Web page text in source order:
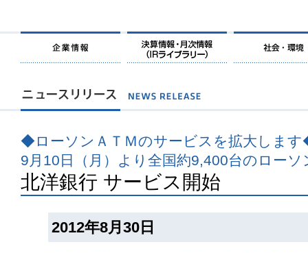
◆ローソンＡＴＭのサービスを拡大しま
9月10日（月）より全国約9,400台のローソ
北洋銀行 サービス開始
2012年8月30日